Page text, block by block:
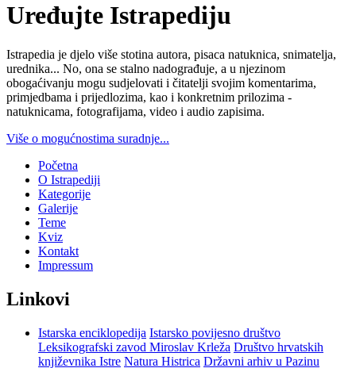
Uređujte Istrapediju
Istrapedia je djelo više stotina autora, pisaca natuknica, snimatelja,
urednika... No, ona se stalno nadograđuje, a u njezinom
obogaćivanju mogu sudjelovati i čitatelji svojim komentarima,
primjedbama i prijedlozima, kao i konkretnim prilozima -
natuknicama, fotografijama, video i audio zapisima.
Više o mogućnostima suradnje...
Početna
O Istrapediji
Kategorije
Galerije
Teme
Kviz
Kontakt
Impressum
Linkovi
Istarska enciklopedija Istarsko povijesno društvo
Leksikografski zavod Miroslav Krleža Društvo hrvatskih
književnika Istre Natura Histrica Državni arhiv u Pazinu